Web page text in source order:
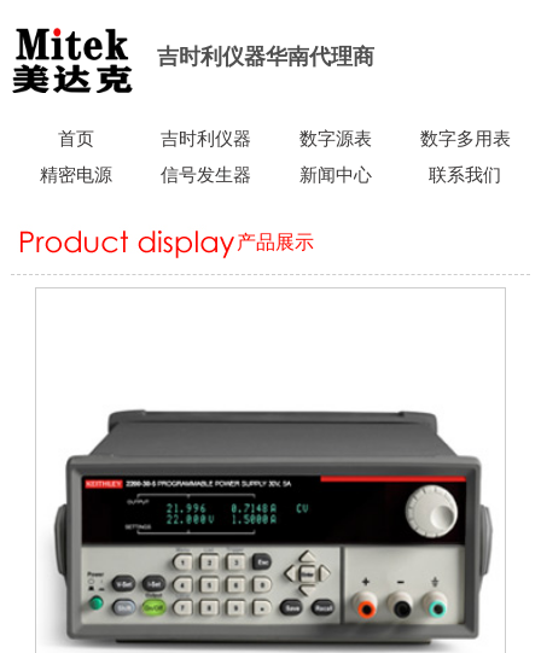
吉时利仪器华南代理商
首页 吉时利仪器 数字源表
数字多用表
精密电源
信号发生器 新闻中心 联系我们
产品展示